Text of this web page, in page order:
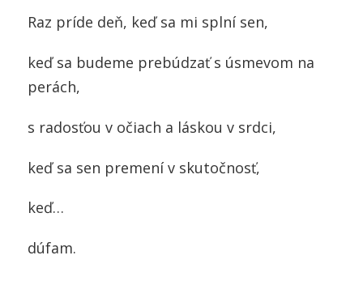
Raz príde deň, keď sa mi splní sen,
keď sa budeme prebúdzať s úsmevom na
perách,
s radosťou v očiach a láskou v srdci,
keď sa sen premení v skutočnosť,
keď…
dúfam.